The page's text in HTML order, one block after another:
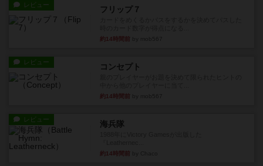
レビュー フリップ７
約14時間前
レビュー コンセプト
約14時間前
レビュー 海兵隊
約14時間前